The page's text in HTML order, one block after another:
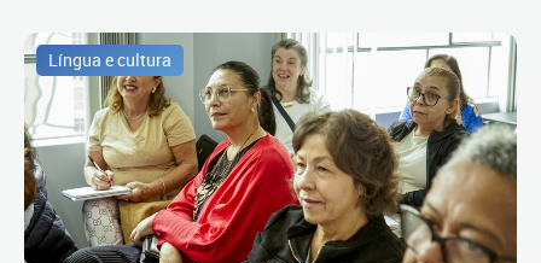
Língua e cultura